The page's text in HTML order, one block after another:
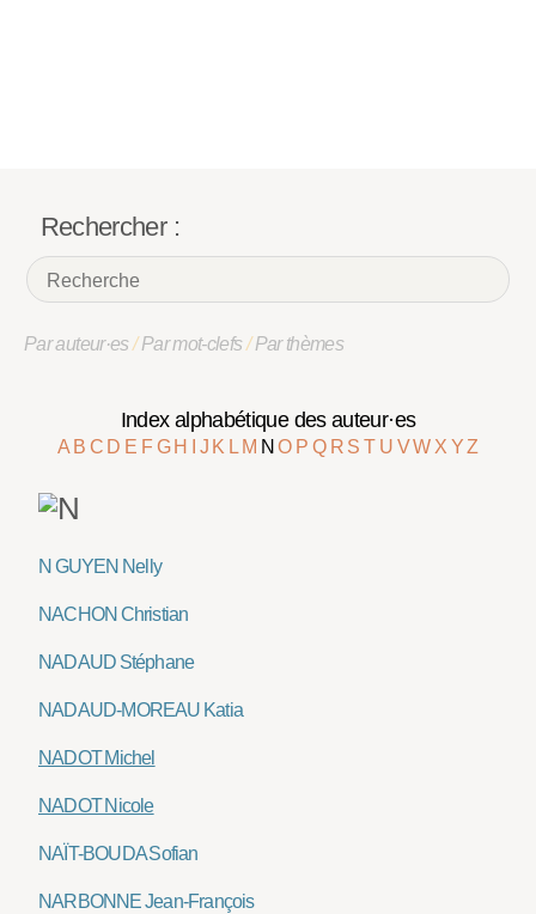
Rechercher :
Par auteur·es/Par mot-clefs/Par thèmes
Index alphabétique des auteur·es
A B C D E F G H J K L M NO P Q R ST U VW X YZ
N GUYEN Nelly
NACHON Christian
NADAUD Stéphane
NADAUD-MOREAU Katia
NADOT Michel
NADOT Nicole
NAÏT-BOUDA Sofian
NARBONNE Jean-François